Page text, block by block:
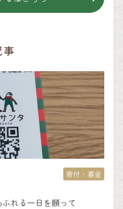
事
れる一日を願って
寄付・募金